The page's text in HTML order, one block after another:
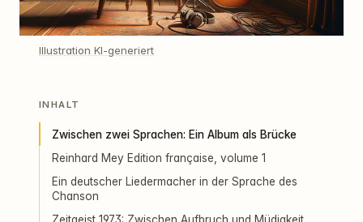
Illustration KI-generiert
INHALT
Zwischen zwei Sprachen: Ein Album als Brücke
Reinhard Mey Edition française, volume 1
Ein deutscher Liedermacher in der Sprache des
Chanson